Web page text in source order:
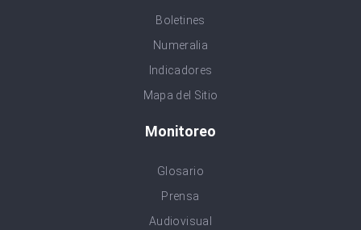
Boletines
Numeralia
Indicadores
Mapa del Sitio
Monitoreo
Glosario
Prensa
Audiovisual